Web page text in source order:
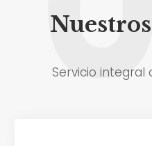
Servicio integral